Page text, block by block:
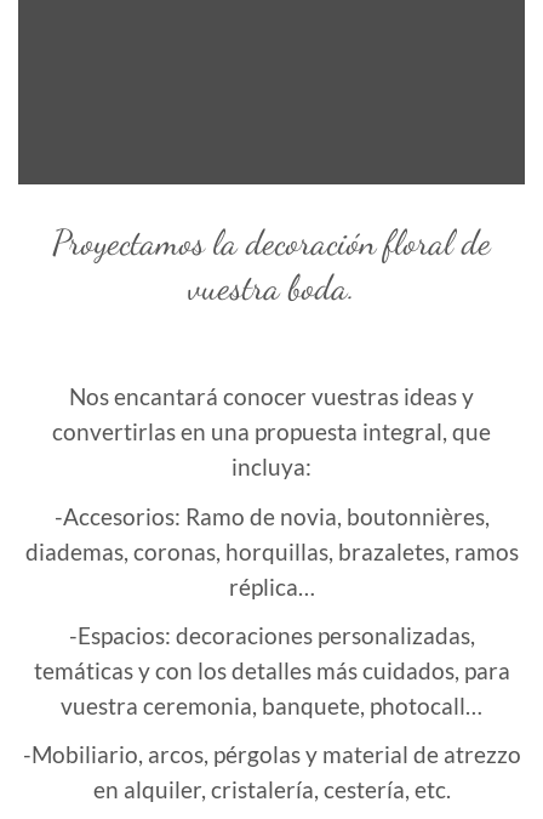
Proyectamos la decoración floral de
vuestra boda.
Nos encantará conocer vuestras ideas y
convertirlas en una propuesta integral, que
incluya:
-Accesorios: Ramo de novia, boutonnières,
diademas, coronas, horquillas, brazaletes, ramos
réplica…
-Espacios: decoraciones personalizadas,
temáticas y con los detalles más cuidados, para
vuestra ceremonia, banquete, photocall…
-Mobiliario, arcos, pérgolas y material de atrezzo
en alquiler, cristalería, cestería, etc.